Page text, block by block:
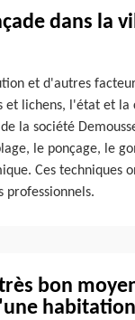
dans la
et d'autres
et lichens, l'état et
la société
le ponçage, le
Ces techniques
professionnels.
bon